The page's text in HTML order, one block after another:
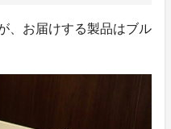
、お届けする製品はブル